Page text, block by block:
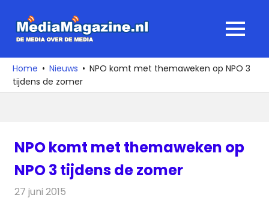
naar
media
over
de
MENU
Home Nieuws
NPO komt met themaweken op NPO 3
tijdens de zomer
NPO komt met themaweken op
NPO 3 tijdens de zomer
27 juni 2015